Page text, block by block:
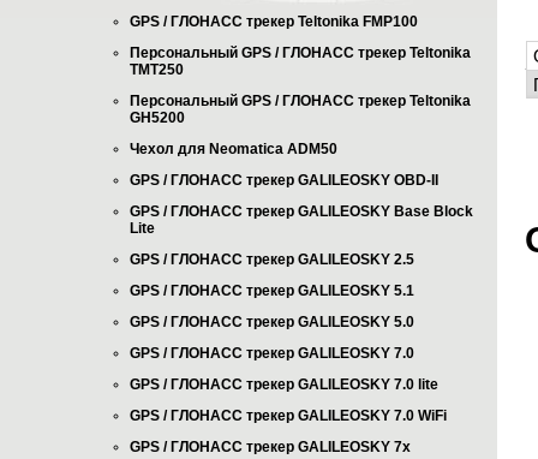
GPS / ГЛОНАСС трекер Teltonika FMP100
Персональный GPS / ГЛОНАСС трекер Teltonika
TMT250
Персональный GPS / ГЛОНАСС трекер Teltonika
GH5200
Чехол для Neomatica ADM50
GPS / ГЛОНАСС трекер GALILEOSKY OBD-II
GPS / ГЛОНАСС трекер GALILEOSKY Base Block
Lite
GPS / ГЛОНАСС трекер GALILEOSKY 2.5
GPS / ГЛОНАСС трекер GALILEOSKY 5.1
GPS / ГЛОНАСС трекер GALILEOSKY 5.0
GPS / ГЛОНАСС трекер GALILEOSKY 7.0
GPS / ГЛОНАСС трекер GALILEOSKY 7.0 lite
GPS / ГЛОНАСС трекер GALILEOSKY 7.0 WiFi
GPS / ГЛОНАСС трекер GALILEOSKY 7x